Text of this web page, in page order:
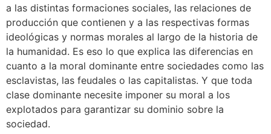
a las distintas formaciones sociales, las relaciones de
producción que contienen y a las respectivas formas
ideológicas y normas morales al largo de la historia de
la humanidad. Es eso lo que explica las diferencias en
cuanto a la moral dominante entre sociedades como las
esclavistas, las feudales o las capitalistas. Y que toda
clase dominante necesite imponer su moral a los
explotados para garantizar su dominio sobre la
sociedad.